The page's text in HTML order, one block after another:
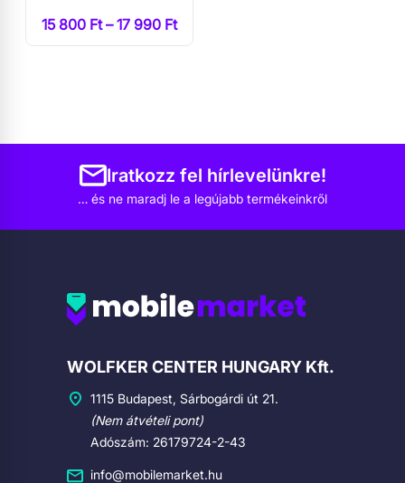
15 800 Ft – 17 990 Ft
Iratkozz fel hírlevelünkre!
… és ne maradj le a legújabb termékeinkről
Cégadatok
WOLFKER CENTER HUNGARY Kft.
1115 Budapest, Sárbogárdi út 21.
(Nem átvételi pont)
Adószám: 26179724-2-43
info@mobilemarket.hu